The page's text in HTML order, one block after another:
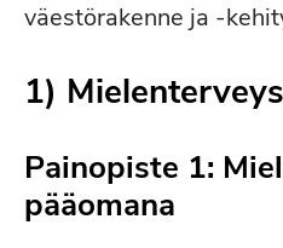
väestörakenne ja -
1)
Painopiste 1:
pääomana